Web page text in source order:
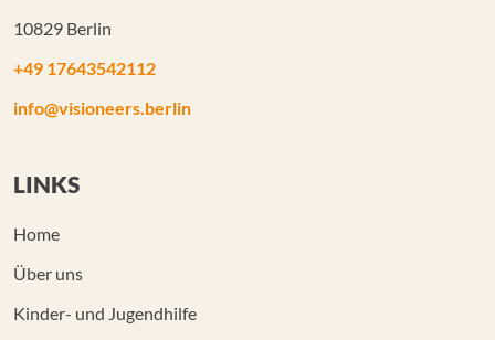
10829 Berlin
+49 17643542112
info@visioneers.berlin
LINKS
Home
Über uns
Kinder- und Jugendhilfe